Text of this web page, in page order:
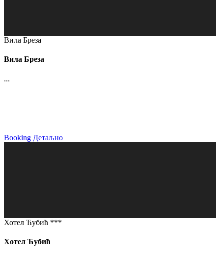
Вила Бреза
Вила Бреза
...
Booking Детаљно
Хотел Ћубић ***
Хотел Ћубић